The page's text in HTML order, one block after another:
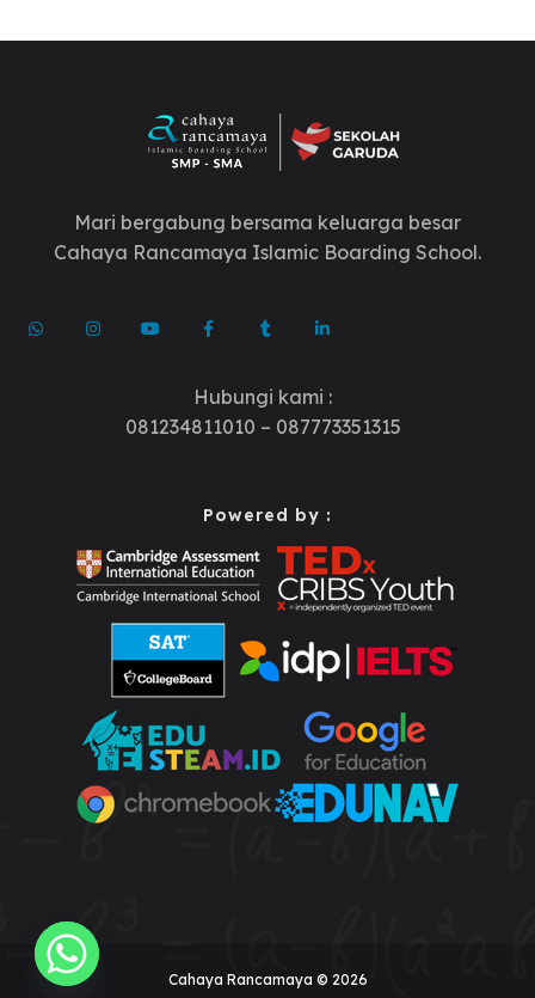
Mari bergabung bersama keluarga besar
Cahaya Rancamaya Islamic Boarding School.
Hubungi kami :
081234811010 – 087773351315
Powered by :
Cahaya Rancamaya © 2026